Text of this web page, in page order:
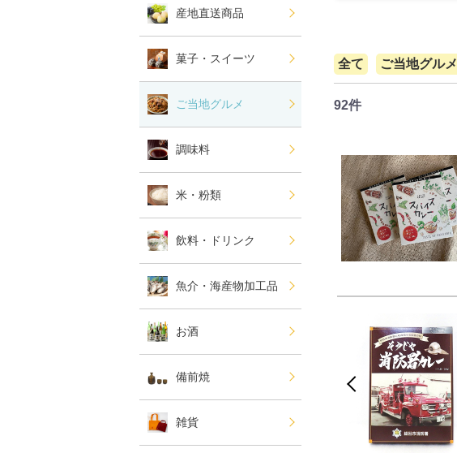
産地直送商品
菓子・スイーツ
ご当地グルメ
調味料
米・粉類
飲料・ドリンク
魚介・海産物加工品
お酒
備前焼
雑貨
全て ご当地グルメ
92件